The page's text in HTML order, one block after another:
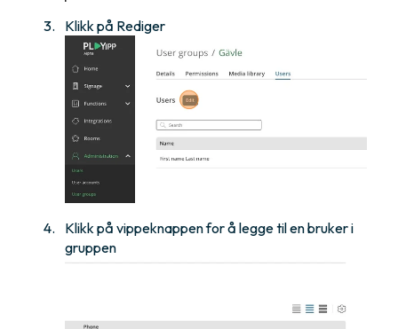
Klikk på Rediger
Klikk på vippeknappen for å legge til en bruker i
gruppen